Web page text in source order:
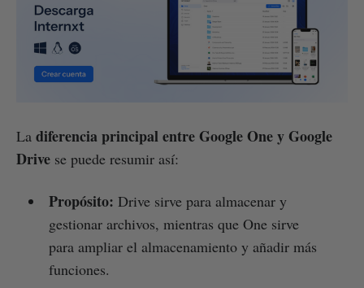
La diferencia principal entre Google One y Google
Drive se puede resumir así:
Propósito: Drive sirve para almacenar y
gestionar archivos, mientras que One sirve
para ampliar el almacenamiento y añadir más
funciones.